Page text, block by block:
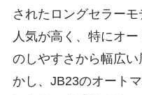
されたロングセラー
人気が高く、特にオ
のしやすさから幅広
かし、JB23のオート